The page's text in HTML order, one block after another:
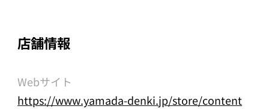
店舗情報
Webサイト
https://www.yamada-denki.jp/store/content